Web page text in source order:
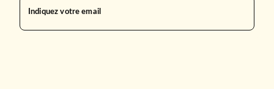
Indiquez votre email